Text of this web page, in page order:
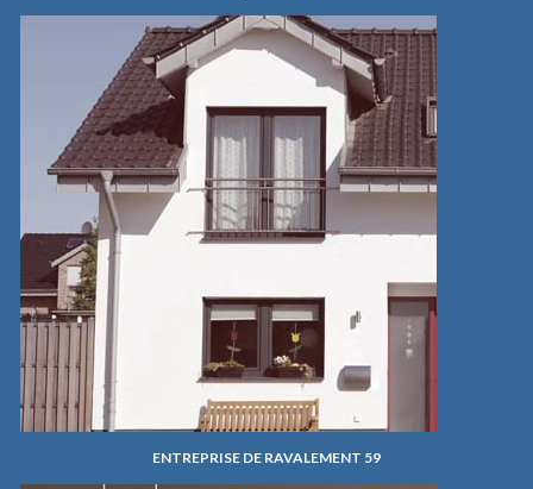
ENTREPRISE DE RAVALEMENT 59